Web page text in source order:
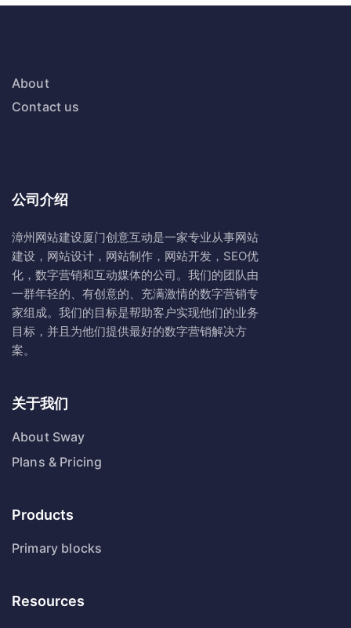
About
Contact us
公司介绍
漳州网站建设厦门创意互动是一家专业从事网站
建设，网站设计，网站制作，网站开发，SEO优
化，数字营销和互动媒体的公司。我们的团队由
一群年轻的、有创意的、充满激情的数字营销专
家组成。我们的目标是帮助客户实现他们的业务
目标，并且为他们提供最好的数字营销解决方
案。
关于我们
About Sway
Plans & Pricing
Products
Primary blocks
Resources